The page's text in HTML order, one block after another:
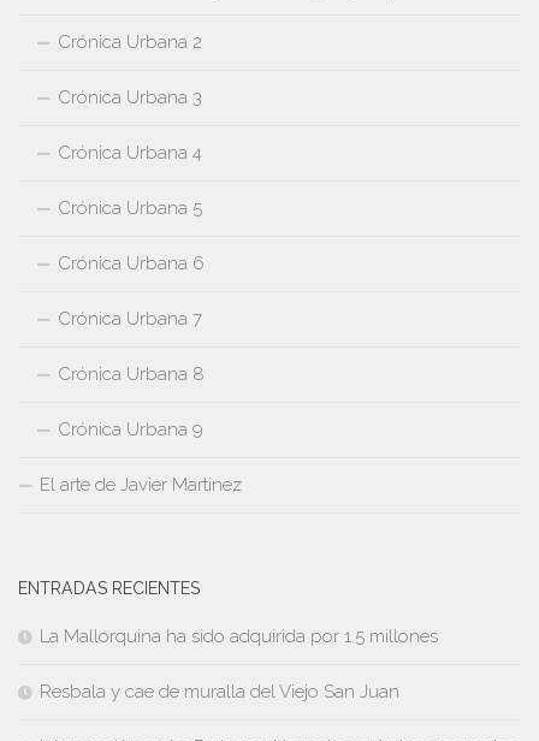
Crónica Urbana 2
Crónica Urbana 3
Crónica Urbana 4
Crónica Urbana 5
Crónica Urbana 6
Crónica Urbana 7
Crónica Urbana 8
Crónica Urbana 9
El arte de Javier Martinez
ENTRADAS RECIENTES
La Mallorquina ha sido adquirida por 1.5 millones
Resbala y cae de muralla del Viejo San Juan